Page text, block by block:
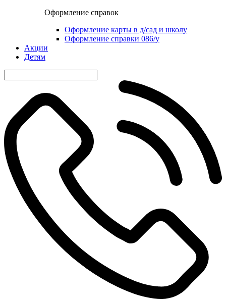
Оформление справок
Оформление карты в д/сад и школу
Оформление справки 086/у
Акции
Детям